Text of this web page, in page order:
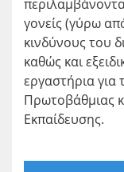
γονείς (γύρω
κινδύνους του
καθώς και
εργαστήρια για
Πρωτοβάθμιας
Εκπαίδευσης.